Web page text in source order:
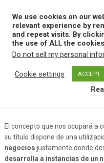
content
Home E Estrategia De
Estrategia De
El concepto que nos ocupará a
su título dispone de una
negocios justamente donde
desarrolla a instancias de un
We use cookies on our
relevant experience by
and repeat visits. By
the use of ALL the
Do not sell my personal
Cookie settings ACCEPT